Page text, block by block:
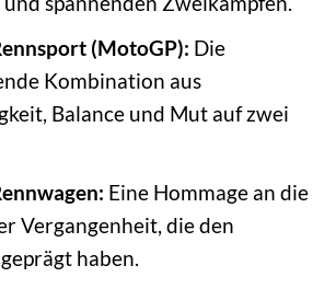
(MotoGP): Die
Kombination aus
Balance und Mut auf zwei
Eine Hommage an die
Vergangenheit, die den
haben.